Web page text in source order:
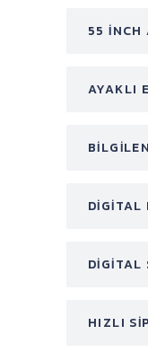
55 INCH
AYAKLI
DIGITAL
DIGITAL
HIZLI